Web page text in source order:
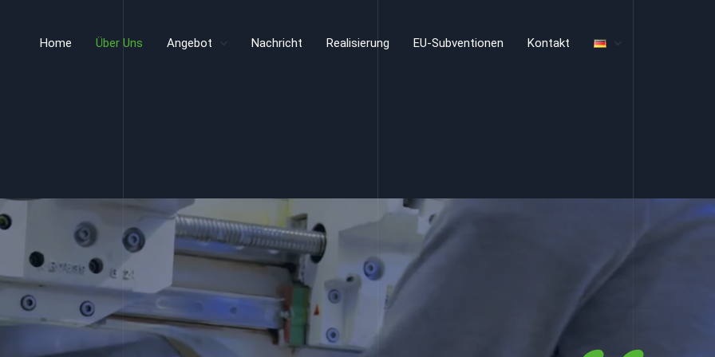
Home Über Uns Angebot Nachricht Realisierung EU-Subventionen Kontakt